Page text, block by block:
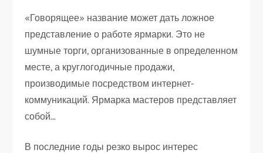
«Говорящее» название может дать ложное
представление о работе ярмарки. Это не
шумные торги, организованные в определенном
месте, а круглогодичные продажи,
производимые посредством интернет-
коммуникаций. Ярмарка мастеров представляет
собой…
В последние годы резко вырос интерес